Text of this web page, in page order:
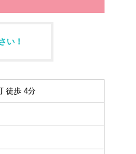
い！
徒歩 4分